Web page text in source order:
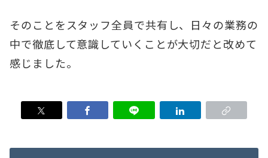
そのことをスタッフ全員で共有し、日々の業務の
中で徹底して意識していくことが大切だと改めて
感じました。